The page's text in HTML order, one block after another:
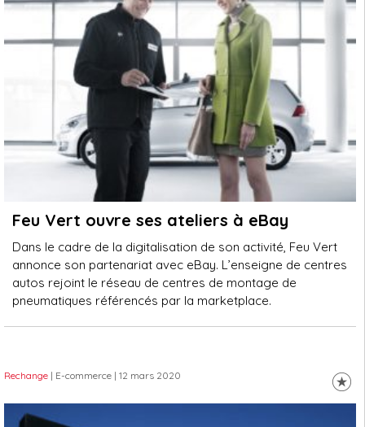
Feu Vert ouvre ses ateliers à eBay
Dans le cadre de la digitalisation de son activité, Feu Vert
annonce son partenariat avec eBay. L’enseigne de centres
autos rejoint le réseau de centres de montage de
pneumatiques référencés par la marketplace.
Rechange | E-commerce | 12 mars 2020